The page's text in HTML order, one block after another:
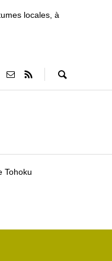
locales, à
Tohoku